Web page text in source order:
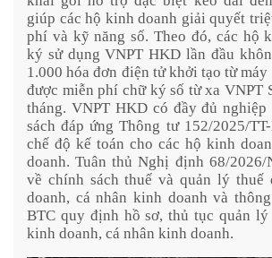
giúp các hộ kinh doanh giải quyết
phí và kỹ năng số. Theo đó, các hộ
ký sử dụng VNPT HKD lần đầu
1.000 hóa đơn điện tử khởi tạo từ
được miễn phí chữ ký số từ xa VNPT
tháng. VNPT HKD có đầy đủ
sách đáp ứng Thông tư 152/2025/
chế độ kế toán cho các hộ kinh
doanh. Tuân thủ Nghị định 68/
về chính sách thuế và quản lý
doanh, cá nhân kinh doanh và
BTC quy định hồ sơ, thủ tục quản
kinh doanh, cá nhân kinh doanh.